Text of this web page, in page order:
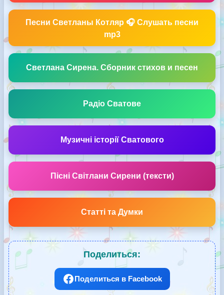
Песни Светланы Котляр 🎧 Слушать песни
mp3
Светлана Сирена. Сборник стихов и песен
Радіо Сватове
Музичні історії Сватового
Пісні Світлани Сирени (тексти)
Статті та Думки
Поделиться:
Поделиться в Facebook